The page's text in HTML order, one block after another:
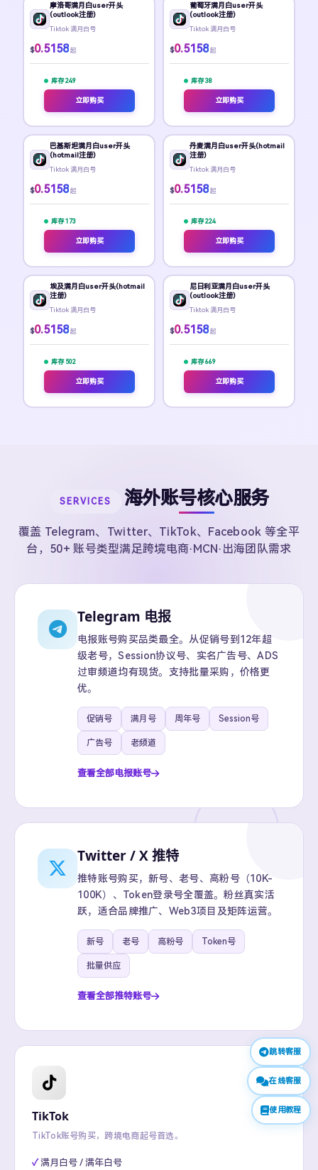
摩洛哥满月白user开头
(outlook注册)
Tiktok 满月白号
$0.5158 起
库存 249
立即购买
葡萄牙满月白user开头
(outlook注册)
Tiktok 满月白号
$0.5158 起
库存 38
立即购买
巴基斯坦满月白user开头
(hotmail注册)
Tiktok 满月白号
$0.5158 起
库存 173
立即购买
丹麦满月白user开头(hotmail
注册)
Tiktok 满月白号
$0.5158 起
库存 224
立即购买
埃及满月白user开头(hotmail
注册)
Tiktok 满月白号
$0.5158 起
库存 502
立即购买
尼日利亚满月白user开头
(outlook注册)
Tiktok 满月白号
$0.5158 起
库存 669
立即购买
SERVICES 海外账号核心服务
覆盖 Telegram、Twitter、TikTok、Facebook 等全平
台，50+ 账号类型满足跨境电商·MCN·出海团队需求
Telegram 电报
电报账号购买品类最全。从促销号到12年超
级老号，Session协议号、实名广告号、ADS
过审频道均有现货。支持批量采购，价格更
优。
促销号 满月号 周年号 Session号
广告号 老频道
查看全部电报账号
Twitter / X 推特
推特账号购买，新号、老号、高粉号（10K-
100K）、Token登录号全覆盖。粉丝真实活
跃，适合品牌推广、Web3项目及矩阵运营。
新号 老号 高粉号 Token号
批量供应
查看全部推特账号
TikTok
TikTok账号购买，跨境电商起号首选。
满月白号 / 满年白号
跳转客服
在线客服
使用教程